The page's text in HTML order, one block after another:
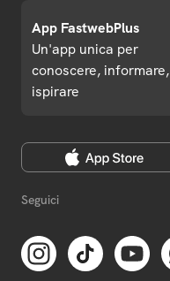
App FastwebPlus
Un'app unica per
conoscere, informare,
ispirare
Seguici